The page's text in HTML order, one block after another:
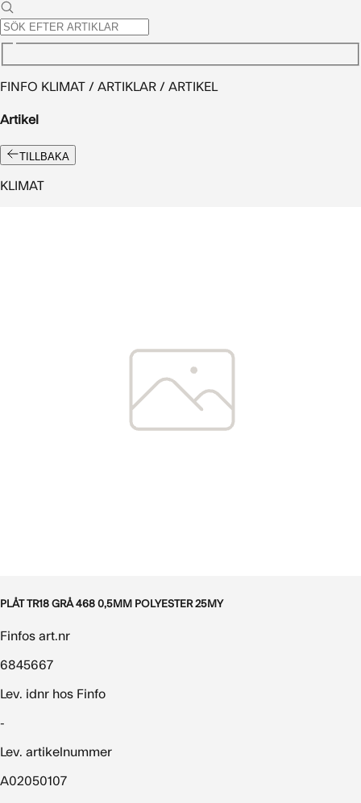
FINFO KLIMAT / ARTIKLAR / ARTIKEL
Artikel
TILLBAKA
KLIMAT
PLÅT TR18 GRÅ 468 0,5MM POLYESTER 25MY
Finfos art.nr
6845667
Lev. idnr hos Finfo
-
Lev. artikelnummer
A02050107